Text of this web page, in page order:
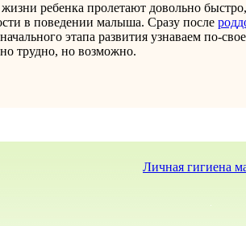
ребенка пролетают довольно
в поведении малыша. Сразу после
этапа развития узнаваем по-
трудно, но возможно.
Личная гигиена